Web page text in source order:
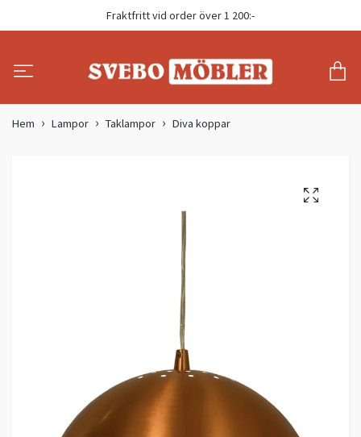
Fraktfritt vid order över 1 200:-
Hem Lampor Taklampor Diva koppar